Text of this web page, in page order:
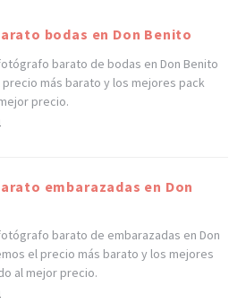
bodas en Don Benito
barato de bodas en Don Benito
más barato y los mejores pack
precio.
embarazadas en Don
barato de embarazadas en Don
el precio más barato y los mejores
al mejor precio.